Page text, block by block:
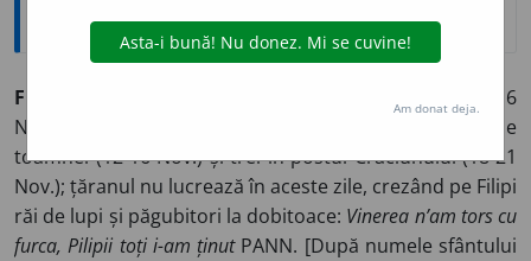
Explicative DEX
Filipi (Pilipi)
m. pl. sărbătoare băbească la 12-16
Noemvrie: ei sunt în număr de șase: trei, în dulcele
toamnei (12-16 Nov.) și trei în postul Crăciunului (18-21
Nov.); țăranul nu lucrează în aceste zile, crezând pe Filipi
răi de lupi și păgubitori la dobitoace: Vinerea n’am tors cu
furca, Pilipii toți i-am ținutPANN. [După numele sfântului
Am donat deja.